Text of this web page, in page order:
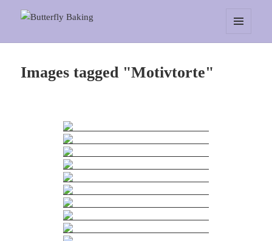
Butterfly Baking
Images tagged "Motivtorte"